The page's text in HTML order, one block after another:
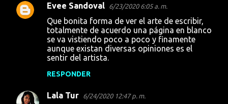
i
Evee Sandoval 6/23/2020 6:05 a. m.
Que bonita forma de ver el arte de escribir,
totalmente de acuerdo una página en blanco
se va vistiendo poco a poco y finamente
aunque existan diversas opiniones es el
sentir del artista.
RESPONDER
Lala Tur 6/24/2020 12:47 p. m.